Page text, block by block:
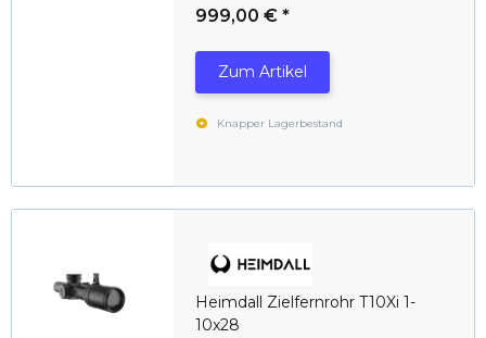
999,00 € *
Zum Artikel
Knapper Lagerbestand
Heimdall Zielfernrohr T10Xi 1-
10x28